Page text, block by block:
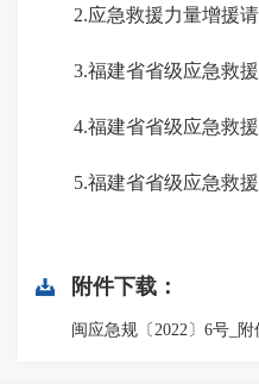
2.应急救援力量增援请
3.福建省省级应急救援
4.福建省省级应急救援
5.福建省省级应急救援
附件下载：
闽应急规〔2022〕6号_附